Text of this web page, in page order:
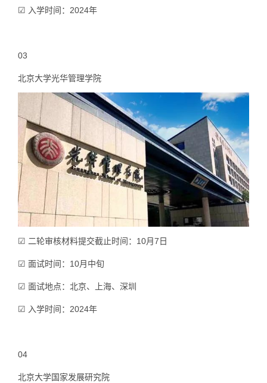
☑ 入学时间：2024年
03
北京大学光华管理学院
☑ 二轮审核材料提交截止时间：10月7日
☑ 面试时间：10月中旬
☑ 面试地点：北京、上海、深圳
☑ 入学时间：2024年
04
北京大学国家发展研究院